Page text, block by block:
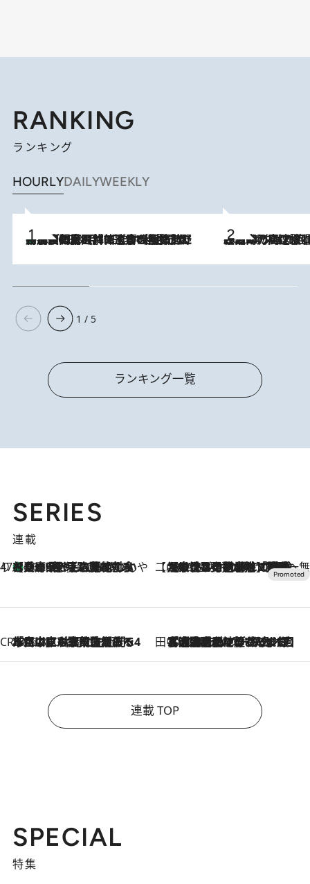
RANKING
ランキング
HOURLYDAILYWEEKLY
2026.8.8
「最後に見られてよかった」上野動物園の東園パンダ舎が解体前に特別公開。8月16日まで延長されたパネル展と共に辿る“半世紀”のパンダ飼育《解体工事の図面あり》 2026.8.7
「湘南乃風に憧れて」観客大盛上がりの“タオル回し”に、ラッパー顔負けの高速歌唱まで…さだまさし（74）のアグレッシブすぎる現在地
1 / 5
ランキング一覧
SERIES
連載
47都道府県の手みやげ ひんやりスイーツで夏を満喫
2026.8.8
【兵庫県】この夏絶対食べたい 冷やしておいしいおやつ3選 淡路島の恵みをジェラートに集約 【CREA×星野リゾート】唯一無二。癒しと発見が待つ場所へ
2026.8.7
【トンボの足水浴】ヒノキの香りに包まれて涼感マックス！約13℃の湧水かけ流しを避暑地「星野温泉 トンボの湯」で体験
CREA'S CHOICE
2026.8.7
「立川にも歌舞伎があるんだよ」 片岡仁左衛門・市川中車ら豪華座組みで4年目の立川立飛歌舞伎へ 田中稲の勝手に再ブーム
2026.8.7
「湘南乃風に憧れて」観客大盛上がりの“タオル回し”に、ラッパー顔負けの高速歌唱まで…さだまさし（74）のアグレッシブすぎる現在地
連載 TOP
SPECIAL
特集